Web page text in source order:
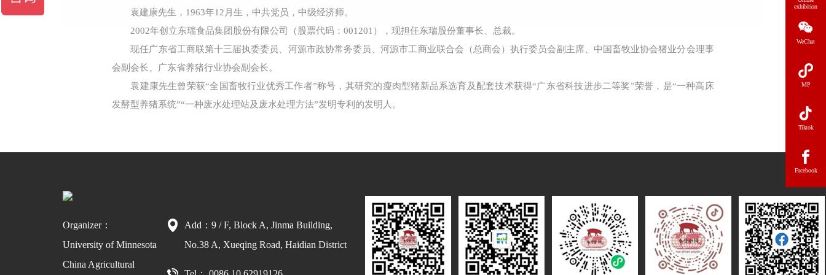
袁建康先生，1963年12月生，中共党员，中级经济师。
2002年创立东瑞食品集团股份有限公司（股票代码：001201），现担任东瑞股份董事长、总裁。
现任广东省工商联第十三届执委委员、河源市政协常务委员、河源市工商业联合会（总商会）执行委员会副主席、中国畜牧业协会猪业分会理事
会副会长、广东省养猪行业协会副会长。
袁建康先生曾荣获“全国畜牧行业优秀工作者”称号，其研究的瘦肉型猪新品系选育及配套技术获得“广东省科技进步二等奖”荣誉，是“一种高床
发酵型养猪系统”“一种废水处理站及废水处理方法”发明专利的发明人。
Organizer：
University of Minnesota
China Agricultural
Add：9 / F, Block A, Jinma Building,
No.38 A, Xueqing Road, Haidian District
exhibition
WeChat
MP
Tiktok
Facebook